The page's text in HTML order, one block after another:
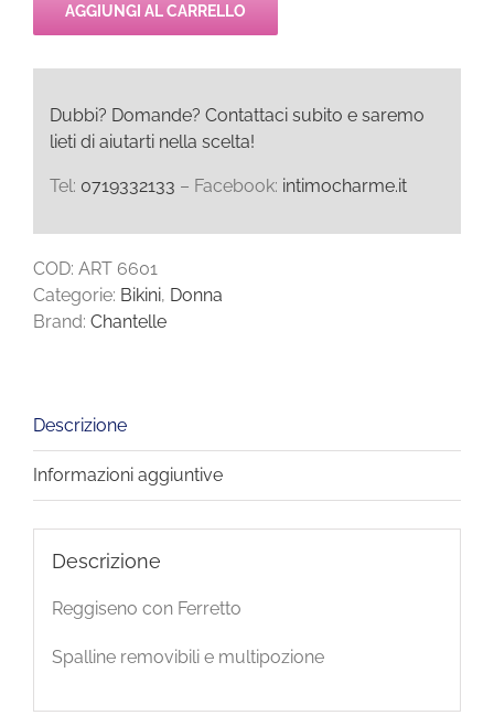
AGGIUNGI AL CARRELLO
Dubbi? Domande? Contattaci subito e saremo
lieti di aiutarti nella scelta!
Tel: 0719332133 – Facebook: intimocharme.it
COD: ART 6601
Categorie: Bikini, Donna
Brand: Chantelle
Descrizione
Informazioni aggiuntive
Descrizione
Reggiseno con Ferretto
Spalline removibili e multipozione